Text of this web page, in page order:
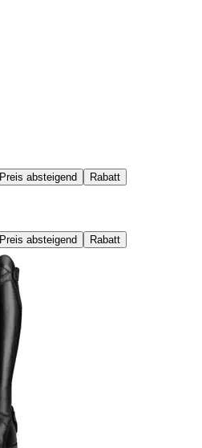
Preis absteigend Rabatt
Preis absteigend Rabatt